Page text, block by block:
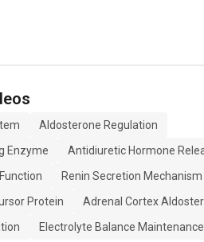
Aldosterone Regulation
Enzyme
Antidiuretic Hormone
Renin Secretion Mechanism
Protein
Adrenal Cortex
Electrolyte Balance Maintenance